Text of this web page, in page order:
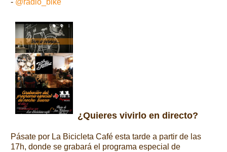
- @radio_bike
¿Quieres vivirlo en directo?
Pásate por La Bicicleta Café esta tarde a partir de las
17h, donde se grabará el programa especial de